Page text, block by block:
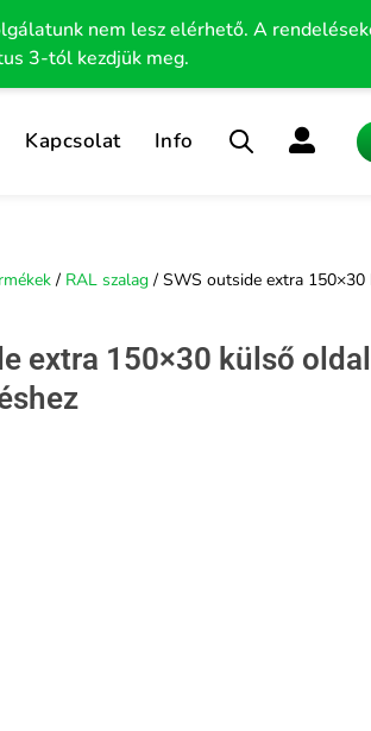
nem lesz elérhető. A
3-tól kezdjük meg.
Kapcsolat Info
/ RAL szalag / SWS outside extra
extra 150×30 külső